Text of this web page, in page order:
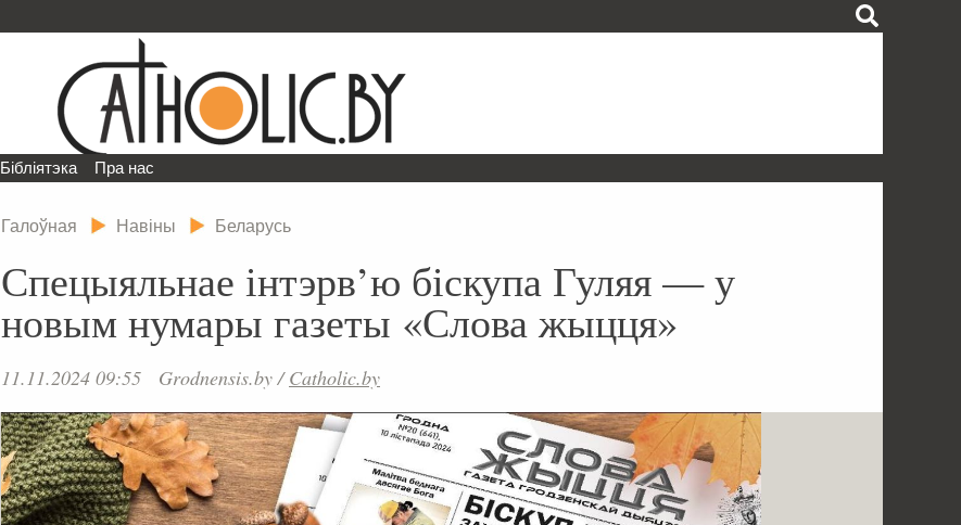
Бібліятэка Пра нас
Галоўная Навіны Беларусь
Спецыяльнае інтэрв’ю біскупа Гуляя — у
новым нумары газеты «Слова жыцця»
11.11.2024 09:55 Grodnensis.by/Catholic.by